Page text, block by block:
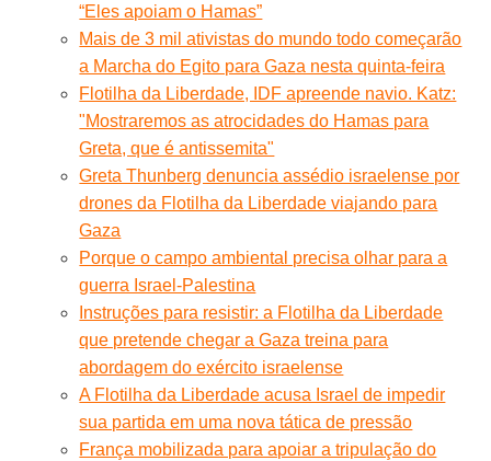
“Eles apoiam o Hamas”
Mais de 3 mil ativistas do mundo todo começarão
a Marcha do Egito para Gaza nesta quinta-feira
Flotilha da Liberdade, IDF apreende navio. Katz:
"Mostraremos as atrocidades do Hamas para
Greta, que é antissemita"
Greta Thunberg denuncia assédio israelense por
drones da Flotilha da Liberdade viajando para
Gaza
Porque o campo ambiental precisa olhar para a
guerra Israel-Palestina
Instruções para resistir: a Flotilha da Liberdade
que pretende chegar a Gaza treina para
abordagem do exército israelense
A Flotilha da Liberdade acusa Israel de impedir
sua partida em uma nova tática de pressão
França mobilizada para apoiar a tripulação do